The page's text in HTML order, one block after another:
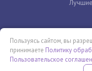
Пользуясь сайтом, вы
принимаете Политику
Пользовательское